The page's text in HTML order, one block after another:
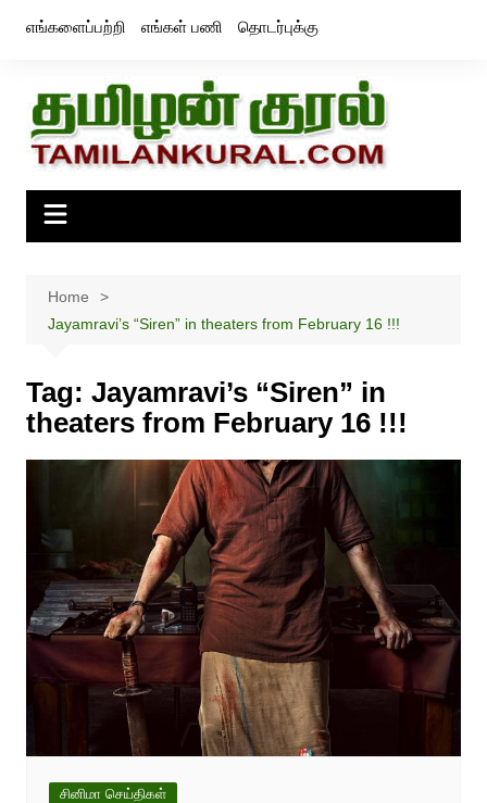
எங்களைப்பற்றி எங்கள் பணி தொடர்புக்கு
Home
Jayamravi’s “Siren” in theaters from February 16 !!!
Tag: Jayamravi’s “Siren” in
theaters from February 16 !!!
சினிமா செய்திகள்